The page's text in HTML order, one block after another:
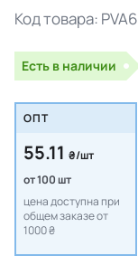
Код товара: PVA6
Есть в наличии
ОПТ
55.11 ₴/шт
от 100 шт
цена доступна при
общем заказе от
1000 ₴